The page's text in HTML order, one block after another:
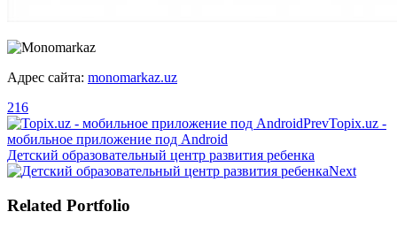
Адрес сайта: monomarkaz.uz
216
PrevTopix.uz -
мобильное приложение под Android
Детский образовательный центр развития ребенка
Next
Related Portfolio